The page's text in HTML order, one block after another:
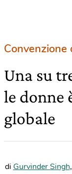
Convenzione
Una su
le donne
globale
di Gurvinder Singh,